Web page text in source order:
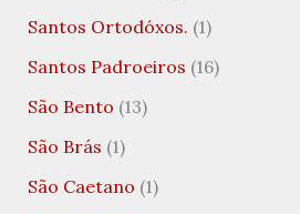
Santos Ortodóxos. (1)
Santos Padroeiros (16)
São Bento (13)
São Brás (1)
São Caetano (1)